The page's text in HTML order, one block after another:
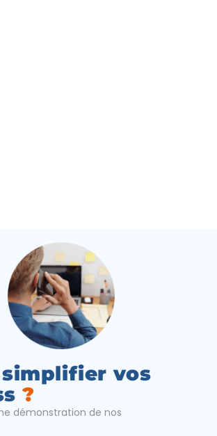
vos
?
démonstration de nos